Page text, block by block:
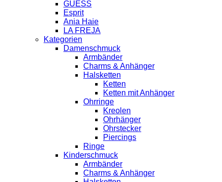
GUESS
Esprit
Ania Haie
LA FREJA
Kategorien
Damenschmuck
Armbänder
Charms & Anhänger
Halsketten
Ketten
Ketten mit Anhänger
Ohrringe
Kreolen
Ohrhänger
Ohrstecker
Piercings
Ringe
Kinderschmuck
Armbänder
Charms & Anhänger